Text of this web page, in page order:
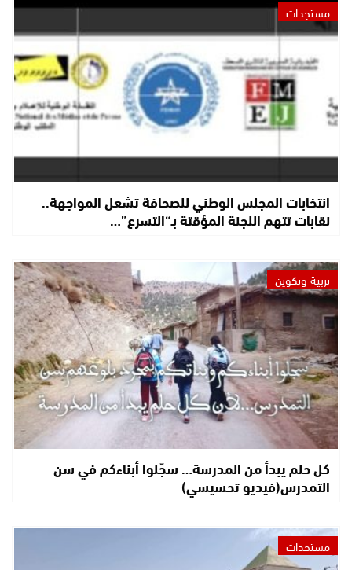
مستجدات
انتخابات المجلس الوطني للصحافة تشعل المواجهة..
نقابات تتهم اللجنة المؤقتة بـ“التسرع”…
تربية وتكوين
كل حلم يبدأ من المدرسة… سجّلوا أبناءكم في سن
التمدرس(فيديو تحسيسي)
مستجدات